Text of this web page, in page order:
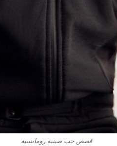
قصص حب صينية رومانسية